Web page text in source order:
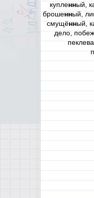
купленный,
брошенный,
смущённый,
дело,